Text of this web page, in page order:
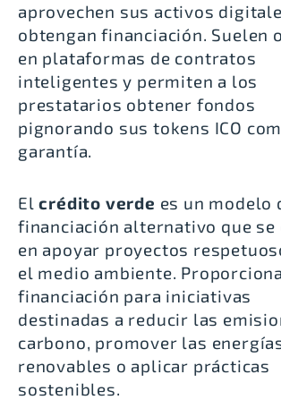
aprovechen sus activos
obtengan financiación. Suelen
en plataformas de contratos
inteligentes y permiten a los
prestatarios obtener fondos
pignorando sus tokens ICO
garantía.
Elcrédito verde es un modelo
financiación alternativo que se
en apoyar proyectos
el medio ambiente. Proporciona
financiación para iniciativas
destinadas a reducir las
carbono, promover las
renovables o aplicar prácticas
sostenibles.